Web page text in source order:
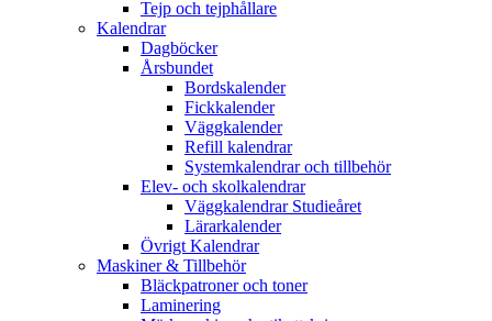
Tejp och tejphållare
Kalendrar
Dagböcker
Årsbundet
Bordskalender
Fickkalender
Väggkalender
Refill kalendrar
Systemkalendrar och tillbehör
Elev- och skolkalendrar
Väggkalendrar Studieåret
Lärarkalender
Övrigt Kalendrar
Maskiner & Tillbehör
Bläckpatroner och toner
Laminering